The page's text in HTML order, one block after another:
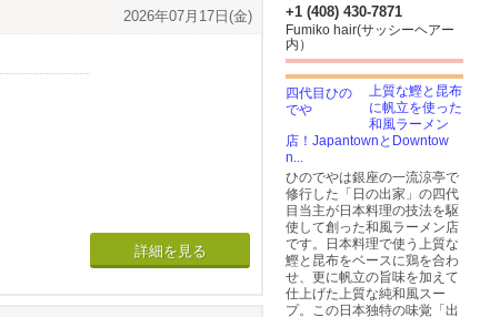
2026年07月17日(金)
詳細を見る
+1 (408) 430-7871
Fumiko hair(サッシーヘアー
内）
上質な鰹と昆布
に帆立を使った
和風ラーメン
店！JapantownとDowntow
n...
ひのでやは銀座の一流涼亭で
修行した「日の出家」の四代
目当主が日本料理の技法を駆
使して創った和風ラーメン店
です。日本料理で使う上質な
鰹と昆布をベースに鶏を合わ
せ、更に帆立の旨味を加えて
仕上げた上質な純和風スー
プ。この日本独特の味覚「出